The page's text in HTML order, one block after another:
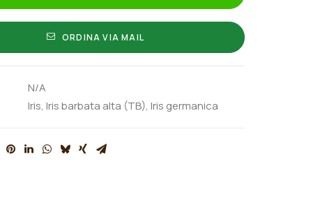
ORDINA VIA MAIL
N/A
Iris, Iris barbata alta (TB), Iris germanica